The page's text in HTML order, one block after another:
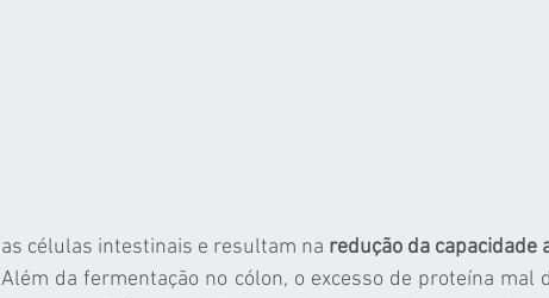
as células intestinais e resultam na redução da capacidade
Além da fermentação no cólon, o excesso de proteína mal